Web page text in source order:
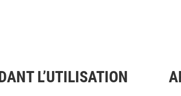
L’UTILISATION